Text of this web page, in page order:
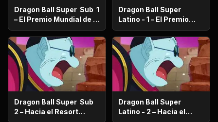
Dragon Ball Super Sub 1
– El Premio Mundial de la
Paz ¿Quién se quedará
con los 100 millones de
Zenis?
Dragon Ball Super
Latino - 1 – El Premio
Mundial de la Paz
¿Quién se quedará con
los 100 millones de
Zenis?
Dragon Ball Super Sub
2 – Hacia el Resort
Dragon Ball Super
Latino - 2 – Hacia el